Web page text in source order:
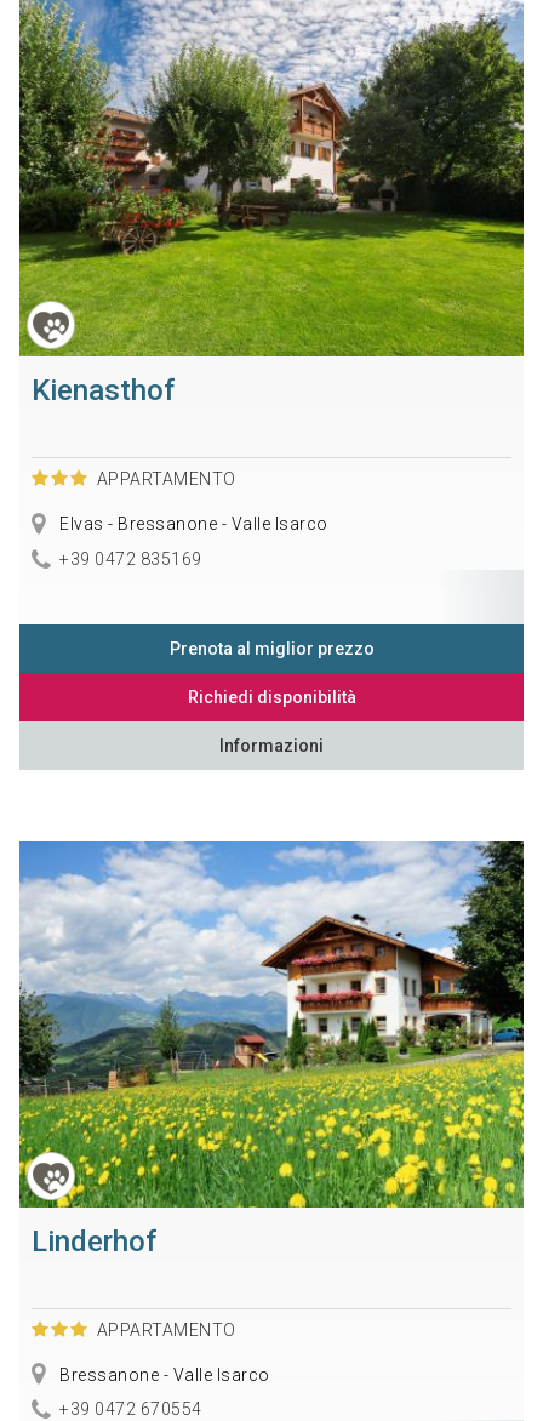
Kienasthof
APPARTAMENTO
Elvas - Bressanone - Valle Isarco
+39 0472 835169
Prenota al miglior prezzo
Richiedi disponibilità
Informazioni
Linderhof
APPARTAMENTO
Bressanone - Valle Isarco
+39 0472 670554